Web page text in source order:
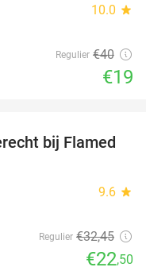
10.0 star
Regulier €40
€19
31%
bij Flamed
9.6 star
Regulier €32,45
€22,50